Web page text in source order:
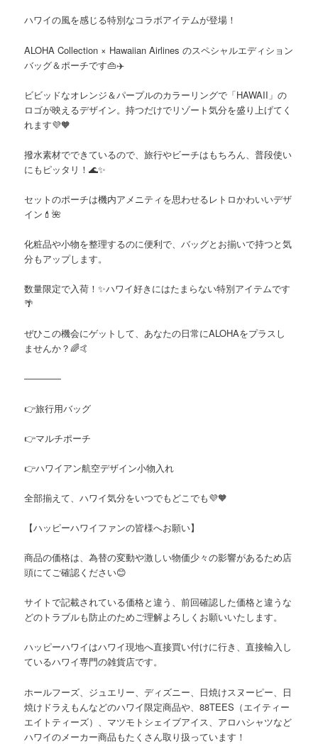
ハワイの風を感じる特別なコラボアイテムが登場！
ALOHA Collection × Hawaiian Airlines のスペシャルエディション
バッグ＆ポーチです👜✈️
ビビッドなオレンジ＆パープルのカラーリングで「HAWAII」の
ロゴが映えるデザイン。持つだけでリゾート気分を盛り上げてく
れます💜🧡
撥水素材でできているので、旅行やビーチはもちろん、普段使い
にもピッタリ！🌊✨
セットのポーチは機内アメニティを思わせるレトロかわいいデザ
イン💄🌺
化粧品や小物を整理するのに便利で、バッグとお揃いで持つと気
分もアップします。
数量限定で入荷！✨ハワイ好きにはたまらない特別アイテムです
🌴
ぜひこの機会にゲットして、あなたの日常にALOHAをプラスし
ませんか？🌈🤙
――――
👉旅行用バッグ
👉マルチポーチ
👉ハワイアン航空デザイン小物入れ
全部揃えて、ハワイ気分をいつでもどこでも💜🧡
【ハッピーハワイファンの皆様へお願い】
商品の価格は、為替の変動や激しい物価少々の影響があるため店
頭にてご確認ください😊
サイトで記載されている価格と違う、前回確認した価格と違うな
どのトラブルも防止のためご理解よろしくお願いいたします。
ハッピーハワイはハワイ現地へ直接買い付けに行き、直接輸入し
ているハワイ専門の雑貨店です。
ホールフーズ、ジュエリー、ディズニー、日焼けスヌーピー、日
焼けドラえもんなどのハワイ限定商品や、88TEES（エイティー
エイトティーズ）、マツモトシェイブアイス、アロハシャツなど
ハワイのメーカー商品もたくさん取り扱っています！